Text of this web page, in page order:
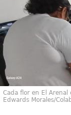
Cada flor en El
Edwards Morales/